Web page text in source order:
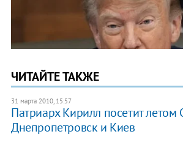
ЧИТАЙТЕ ТАКЖЕ
31 марта 2010, 15:57
Патриарх Кирилл посетит летом
Днепропетровск и Киев